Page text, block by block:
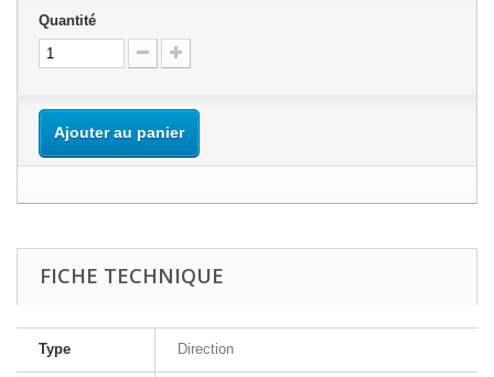
Quantité
Ajouter au panier
FICHE TECHNIQUE
Type Direction